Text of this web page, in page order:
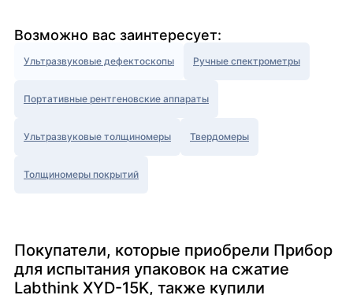
Возможно вас заинтересует:
Ультразвуковые дефектоскопы Ручные спектрометры
Портативные рентгеновские аппараты
Ультразвуковые толщиномеры Твердомеры
Толщиномеры покрытий
Покупатели, которые приобрели Прибор
для испытания упаковок на сжатие
Labthink XYD-15K, также купили